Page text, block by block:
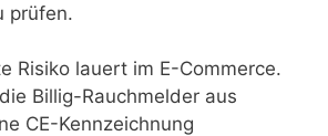
prüfen.
Risiko lauert im E-Commerce.
Billig-Rauchmelder aus
CE-Kennzeichnung